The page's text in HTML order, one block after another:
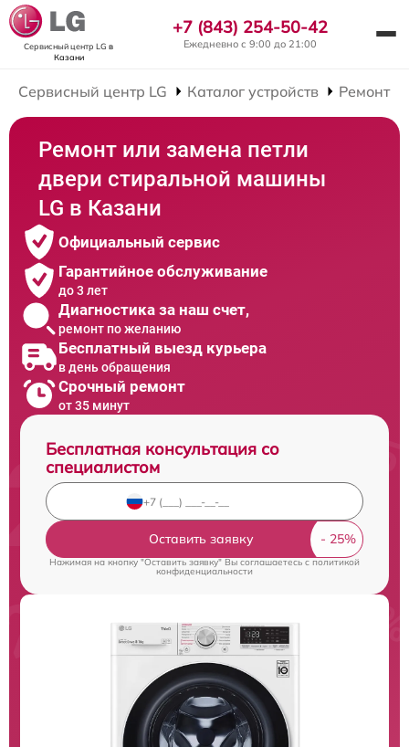
Сервисный центр LG в
Казани
+7 (843) 254-50-42
Ежедневно с 9:00 до 21:00
Сервисный центр LG Каталог устройств Ремонт
Ремонт или замена петли
двери стиральной машины
LG в Казани
Официальный сервис
Гарантийное обслуживание
до 3 лет
Диагностика за наш счет,
ремонт по желанию
Бесплатный выезд курьера
в день обращения
Срочный ремонт
от 35 минут
Бесплатная консультация со
специалистом
Оставить заявку
Нажимая на кнопку "Оставить заявку" Вы соглашаетесь cполитикой
конфиденциальности